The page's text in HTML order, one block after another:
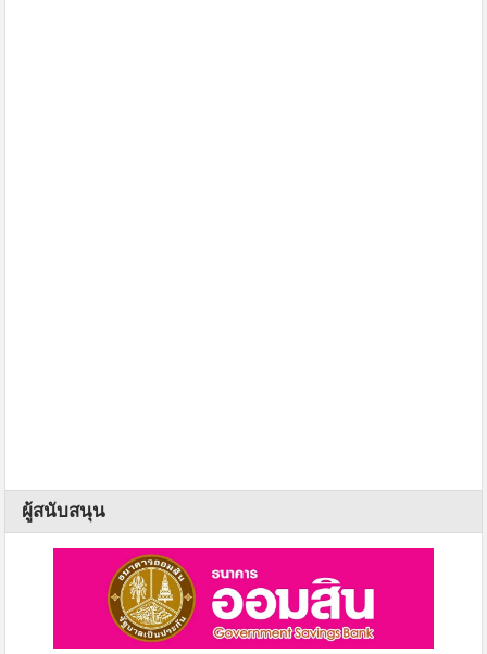
ผู้สนับสนุน